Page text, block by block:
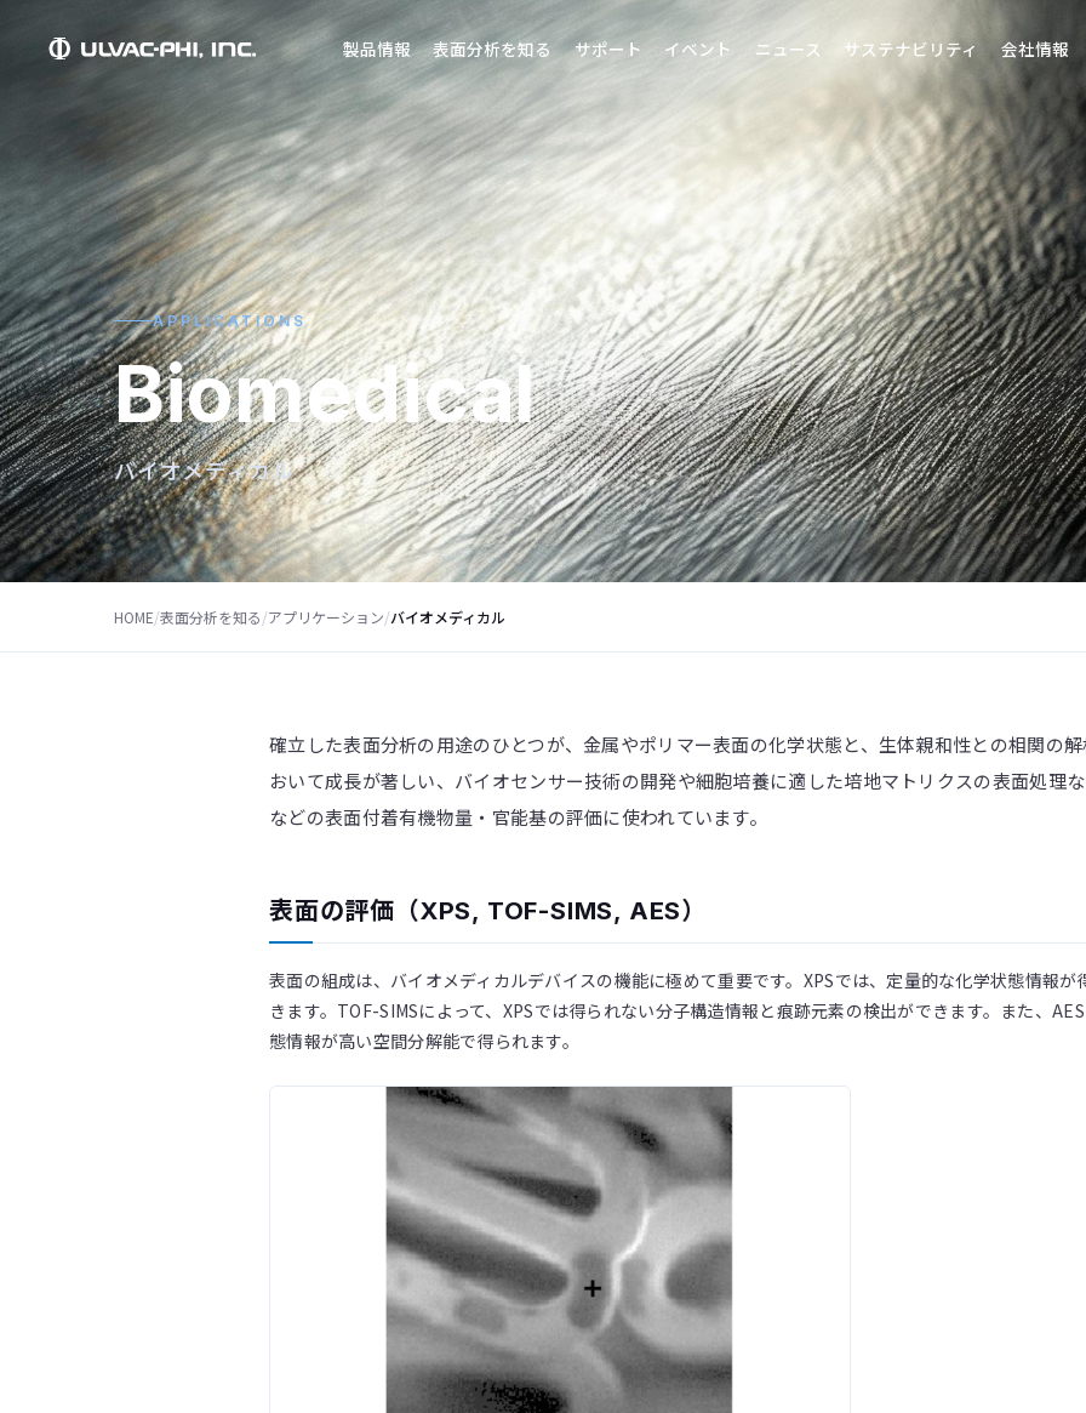
製品情報 表面分析を知る サポート イベント ニュース サステナビリティ 会社情報
APPLICATIONS
Biomedical
バイオメディカル
HOME/表面分析を知る/アプリケーション/バイオメディカル
確立した表面分析の用途のひとつが、金属やポリマー表面の化学状態と、生体親和性との相関の
おいて成長が著しい、バイオセンサー技術の開発や細胞培養に適した培地マトリクスの表面処理
などの表面付着有機物量・官能基の評価に使われています。
表面の評価（XPS, TOF-SIMS, AES）
表面の組成は、バイオメディカルデバイスの機能に極めて重要です。XPSでは、定量的な化学状態情報
きます。TOF-SIMSによって、XPSでは得られない分子構造情報と痕跡元素の検出ができます。また、
態情報が高い空間分解能で得られます。